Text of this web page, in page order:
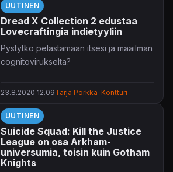
UUTINEN
Dread X Collection 2 edustaa
Lovecraftingia indietyyliin
Pystytkö pelastamaan itsesi ja maailman
cognitovirukselta?
23.8.2020 12.09Tarja Porkka-Kontturi
UUTINEN
Suicide Squad: Kill the Justice
League on osa Arkham-
universumia, toisin kuin Gotham
Knights